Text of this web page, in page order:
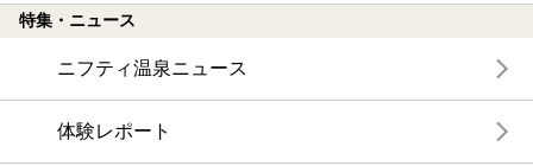
特集・ニュース
ニフティ温泉ニュース
体験レポート